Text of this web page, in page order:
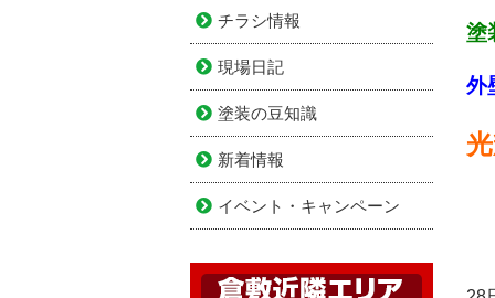
塗
外
チラシ情報
現場日記
塗装の豆知識
新着情報
イベント・キャンペーン